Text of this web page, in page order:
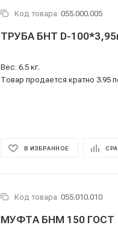
Код товара: 055.000.005
Вес: 6.5 кг.
Товар продается кратно 3.95
В ИЗБРАННОЕ
Код товара: 055.010.010
МУФТА БНМ 150 ГОСТ